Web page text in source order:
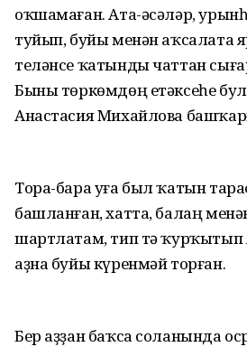
оҡшамаған. Ата-әсәләр,
туйып, буйы менән аҡсалата
теләнсе ҡатынды чаттан
Быны төркөмдөң етәксеһе
Анастасия Михайлова
Тора-бара уға был ҡатын
башланған, хатта, балаң
шартлатам, тип тә ҡурҡытып
аҙна буйы күренмәй торған.
Бер аҙҙан баҡса соланында